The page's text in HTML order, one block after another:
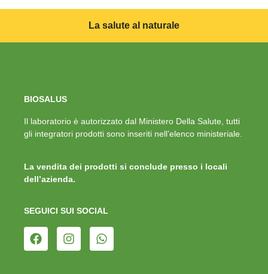
La salute al naturale
BIOSALUS
Il laboratorio è autorizzato dal Ministero Della Salute, tutti
gli integratori prodotti sono inseriti nell’elenco ministeriale.
La vendita dei prodotti si conclude presso i locali
dell’azienda.
SEGUICI SUI SOCIAL